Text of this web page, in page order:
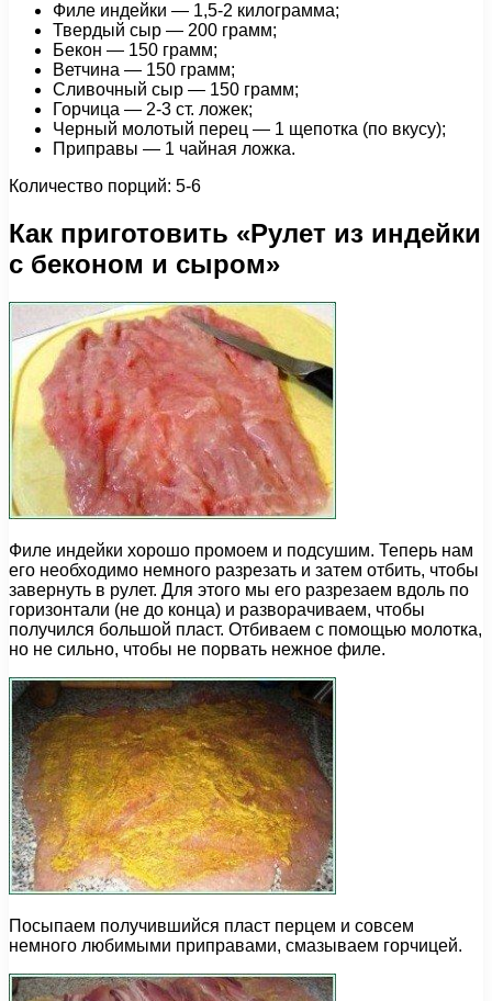
Филе индейки — 1,5-2 килограмма;
Твердый сыр — 200 грамм;
Бекон — 150 грамм;
Ветчина — 150 грамм;
Сливочный сыр — 150 грамм;
Горчица — 2-3 ст. ложек;
Черный молотый перец — 1 щепотка (по вкусу);
Приправы — 1 чайная ложка.
Количество порций: 5-6
Как приготовить «Рулет из индейки
с беконом и сыром»
Филе индейки хорошо промоем и подсушим. Теперь нам
его необходимо немного разрезать и затем отбить, чтобы
завернуть в рулет. Для этого мы его разрезаем вдоль по
горизонтали (не до конца) и разворачиваем, чтобы
получился большой пласт. Отбиваем с помощью молотка,
но не сильно, чтобы не порвать нежное филе.
Посыпаем получившийся пласт перцем и совсем
немного любимыми приправами, смазываем горчицей.